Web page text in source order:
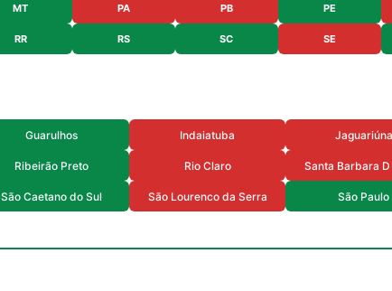
MT PA PB PE
RR RS SC SE
Guarulhos Indaiatuba Jaguariúna
Ribeirão Preto Rio Claro Santa Barbara D
São Caetano do Sul São Lourenco da Serra São Paulo